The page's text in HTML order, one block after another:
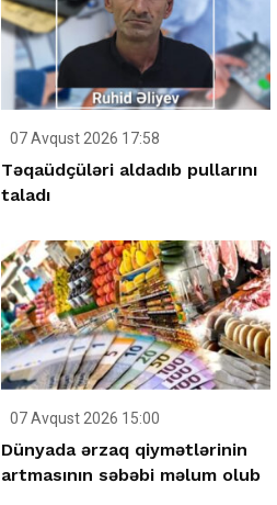
07 Avqust 2026 17:58
Təqaüdçüləri aldadıb pullarını
taladı
07 Avqust 2026 15:00
Dünyada ərzaq qiymətlərinin
artmasının səbəbi məlum olub